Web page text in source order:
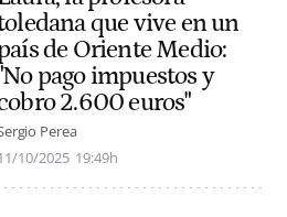
que vive en un
de Oriente Medio:
pago impuestos y
2.600 euros"
Perea
10/2025 19:49h